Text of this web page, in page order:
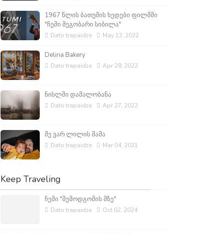
1967 წლის ბათუმის ხედები ფილმში
"ჩემი მეგობარი სიბილა"
Dato trapaidze May 13, 2022
Deliria Bakery
Dato trapaidze Apr 28, 2022
ნისლში დამალობანა
Dato trapaidze Apr 27, 2022
მე ვარ ლილის მამა
Dato trapaidze Mar 04, 2021
Keep Traveling
ჩემი "შემოდგომის მზე"
Dato trapaidze Oct 02, 2024